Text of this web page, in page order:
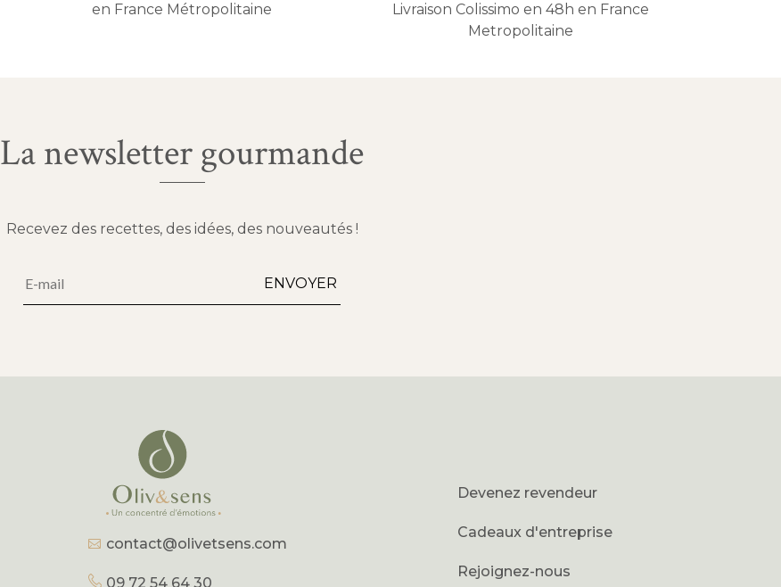
en France Métropolitaine
Livraison Colissimo en 48h en France
Metropolitaine
La newsletter gourmande
Recevez des recettes, des idées, des nouveautés !
ENVOYER
Alternative:
contact@olivetsens.com
09 72 54 64 30
Devenez revendeur
Cadeaux d'entreprise
Rejoignez-nous